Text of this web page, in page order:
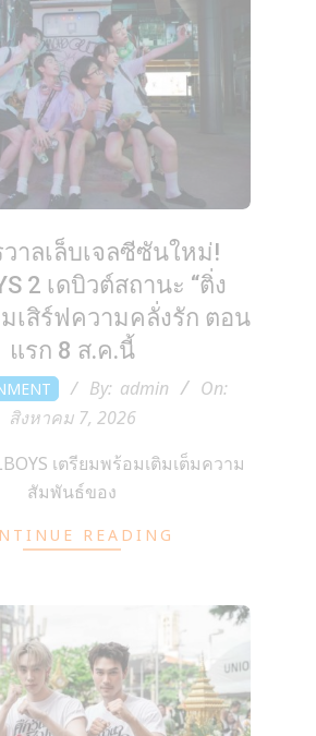
วาลเล็บเจลซีซันใหม่!
2 เดบิวต์สถานะ “ติ่ง
เสิร์ฟความคลั่งรัก ตอน
แรก 8 ส.ค.นี้
By: admin
On:
สิงหาคม 7, 2026
เตรียมพร้อมเติมเต็มความ
สัมพันธ์ของ
READING